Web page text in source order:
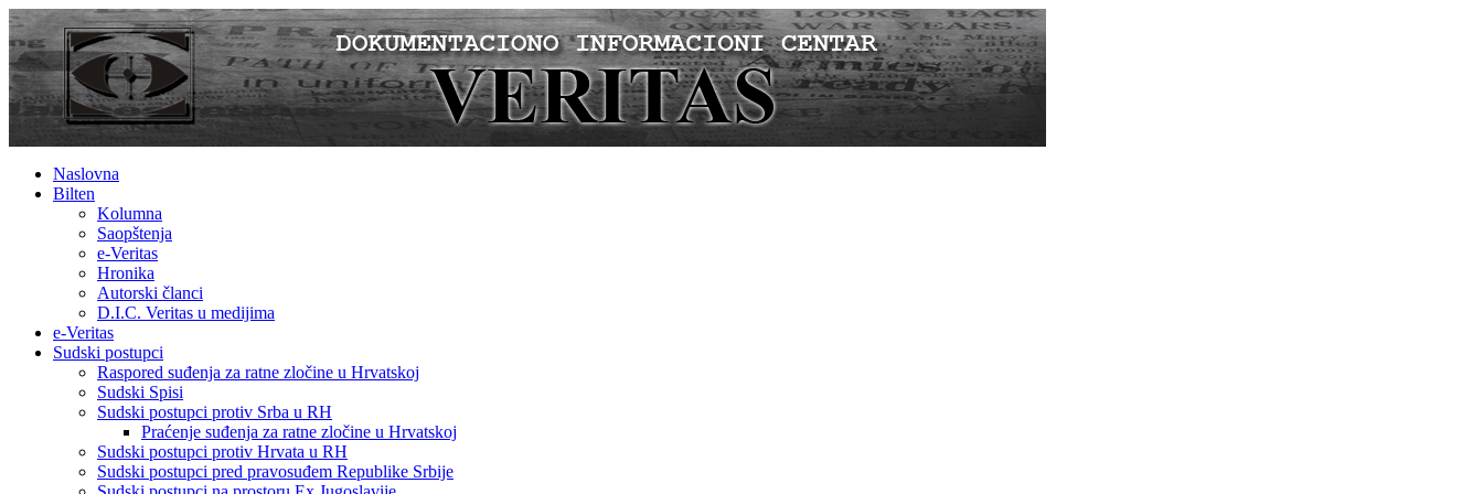
Naslovna
Bilten
Kolumna
Saopštenja
e-Veritas
Hronika
Autorski članci
D.I.C. Veritas u medijima
e-Veritas
Sudski postupci
Raspored suđenja za ratne zločine u Hrvatskoj
Sudski Spisi
Sudski postupci protiv Srba u RH
Praćenje suđenja za ratne zločine u Hrvatskoj
Sudski postupci protiv Hrvata u RH
Sudski postupci pred pravosuđem Republike Srbije